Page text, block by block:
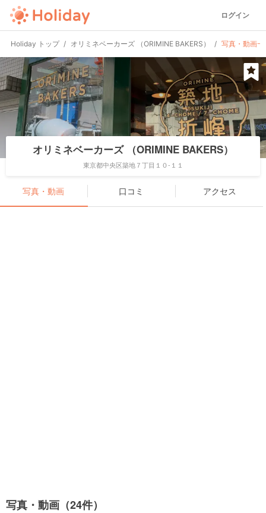
ログイン
Holiday トップ オリミネベーカーズ （ORIMINE BAKERS） 写真・動画一
オリミネベーカーズ （ORIMINE BAKERS）
東京都中央区築地７丁目１０-１１
写真・動画 口コミ アクセス
写真・動画（24件）